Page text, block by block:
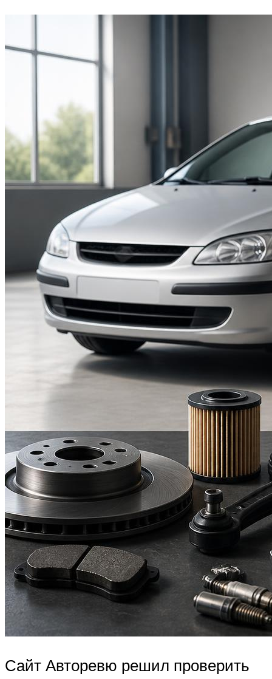
Сайт Авторевю решил проверить